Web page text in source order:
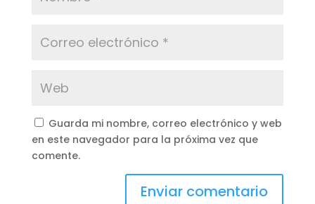
Guarda mi nombre, correo electrónico y web
en este navegador para la próxima vez que
comente.